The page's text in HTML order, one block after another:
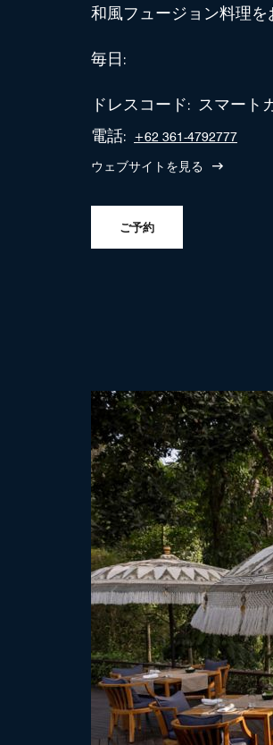
和風フュージョン料理を
毎日:
ドレスコード: スマート
電話:
+62 361-4792777
ウェブサイトを見る
ご予約